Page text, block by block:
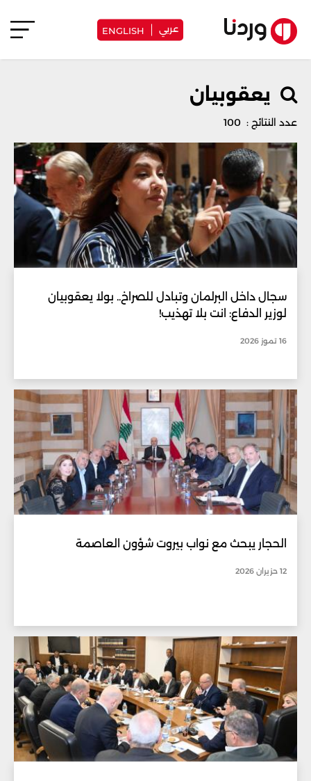
عربي ENGLISH
يعقوبيان
عدد النتائج : 100
سجال داخل البرلمان وتبادل للصراخ.. بولا يعقوبيان
لوزير الدفاع: انت بلا تهذيب!
16 تموز 2026
الحجار يبحث مع نواب بيروت شؤون العاصمة
12 حزيران 2026